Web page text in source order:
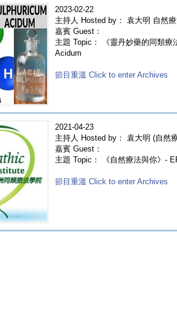
2023-02-22
主持人 Hosted by： 袁大明 自然
嘉賓 Guest：
主題 Topic： 《靈丹妙藥的同類
Acidum
節目重溫 Click to enter Archives
2021-04-23
主持人 Hosted by： 袁大明 (自然
嘉賓 Guest：
主題 Topic： 《自然療法與你》-
節目重溫 Click to enter Archives